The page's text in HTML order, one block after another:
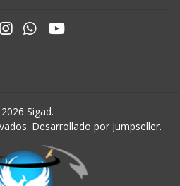
Sigad.
Desarrollado por Jumpseller.